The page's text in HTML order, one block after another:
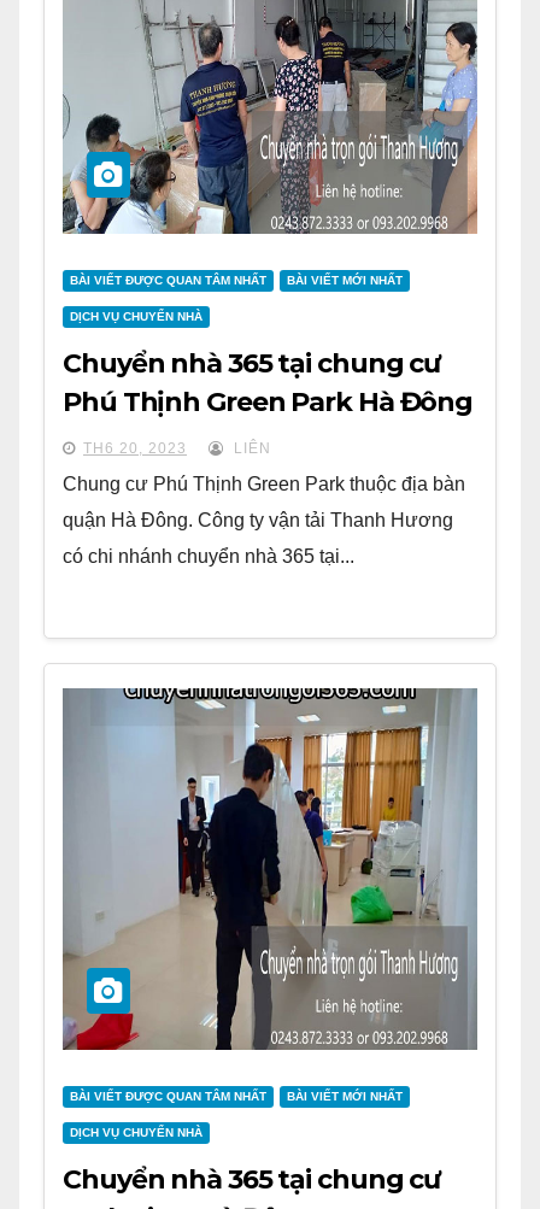
BÀI VIẾT ĐƯỢC QUAN TÂM NHẤT BÀI VIẾT MỚI NHẤT
DỊCH VỤ CHUYỂN NHÀ
Chuyển nhà 365 tại chung cư
Phú Thịnh Green Park Hà Đông
TH6 20, 2023 LIÊN
Chung cư Phú Thịnh Green Park thuộc địa bàn
quận Hà Đông. Công ty vận tải Thanh Hương
có chi nhánh chuyển nhà 365 tại...
BÀI VIẾT ĐƯỢC QUAN TÂM NHẤT BÀI VIẾT MỚI NHẤT
DỊCH VỤ CHUYỂN NHÀ
Chuyển nhà 365 tại chung cư